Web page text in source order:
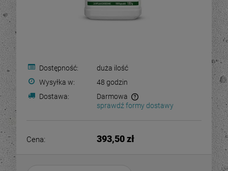
Dostępność:
duża ilość
Wysyłka w:
48 godzin
Dostawa:
Darmowa
Cena nie zawiera ewentualnych kosztów płatności
sprawdź formy dostawy
Cena: 393,50 zł